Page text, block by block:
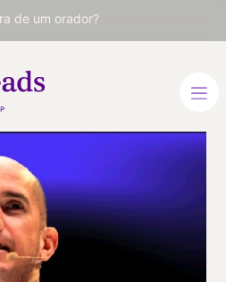
de um orador?
Rodrigo
Fernández
de Paredes